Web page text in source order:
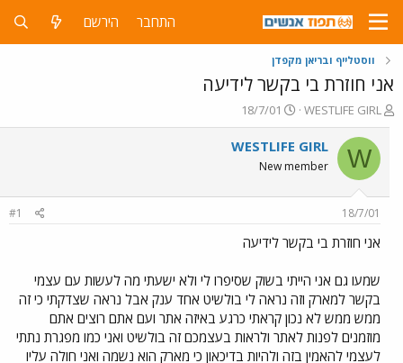
התחבר הירשם
ווסטלייף ובריאן מקפדן
אני חוזרת בי בקשר לידיעה
פ
ו
ת
ח
ה
ש
א
WESTLIFE GIRL
פ
ו
ר
ם
ר
18/7/01
W
WESTLIFE GIRL
New member
18/7/01
#1
אני חוזרת בי בקשר לידיעה
שמעו גם אני הייתי בשוק שסיפרו לי ולא ישעתי מה לעשות עם עצמי
בקשר למארק וזה נראה לי בולשיט אחד ענק אבל נראה שצדקתי כי זה
ממש ממש לא נכון קראתי כרגע באיזה אתר ועם אתם רוצים אתם
מוזמנים לפנות לאתר ולראות בעצמכם זה בולשיט ואני כמו מפגרת נתתי
לעצמי להאמין בזה ולהיות בדיכאון כי מארק הוא נשמה ואני חולה עליו